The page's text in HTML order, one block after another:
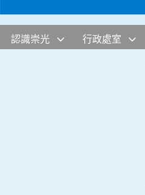
認識崇光 行政處室